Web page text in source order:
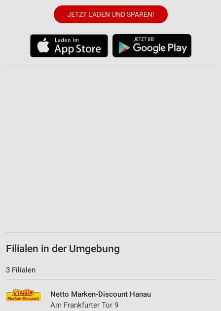
JETZT LADEN UND SPAREN!
Filialen in der Umgebung
3 Filialen
Netto Marken-Discount Hanau
Am Frankfurter Tor 9